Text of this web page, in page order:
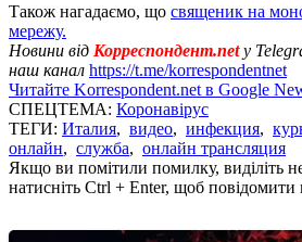
Також нагадаємо, що священик на
мережу.
Новини від Корреспондент.net у
наш канал https://t.me/korrespondentnet
Читайте Korrespondent.net в Google
СПЕЦТЕМА: Коронавірус
ТЕГИ: Италия, видео, инфекция,
онлайн, служба, онлайн трансляция
Якщо ви помітили помилку, виділіть
натисніть Ctrl + Enter, щоб повідомити